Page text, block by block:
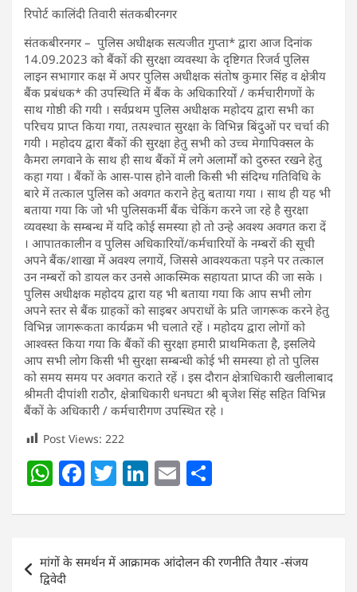
रिपोर्ट कालिंदी तिवारी संतकबीरनगर
संतकबीरनगर – पुलिस अधीक्षक सत्यजीत गुप्ता* द्वारा आज दिनांक
14.09.2023 को बैंकों की सुरक्षा व्यवस्था के दृष्टिगत रिजर्व पुलिस
लाइन सभागार कक्ष में अपर पुलिस अधीक्षक संतोष कुमार सिंह व क्षेत्रीय
बैंक प्रबंधक* की उपस्थिति में बैंक के अधिकारियों / कर्मचारीगणों के
साथ गोष्ठी की गयी । सर्वप्रथम पुलिस अधीक्षक महोदय द्वारा सभी का
परिचय प्राप्त किया गया, तत्पश्चात सुरक्षा के विभिन्न बिंदुओं पर चर्चा की
गयी । महोदय द्वारा बैंकों की सुरक्षा हेतु सभी को उच्च मेगापिक्सल के
कैमरा लगवाने के साथ ही साथ बैंकों में लगे अलार्मों को दुरुस्त रखने हेतु
कहा गया । बैंकों के आस-पास होने वाली किसी भी संदिग्ध गतिविधि के
बारे में तत्काल पुलिस को अवगत कराने हेतु बताया गया । साथ ही यह भी
बताया गया कि जो भी पुलिसकर्मी बैंक चेकिंग करने जा रहे है सुरक्षा
व्यवस्था के सम्बन्ध में यदि कोई समस्या हो तो उन्हे अवश्य अवगत करा दें
। आपातकालीन व पुलिस अधिकारियों/कर्मचारियों के नम्बरों की सूची
अपने बैंक/शाखा में अवश्य लगायें, जिससे आवश्यकता पड़ने पर तत्काल
उन नम्बरों को डायल कर उनसे आकस्मिक सहायता प्राप्त की जा सके ।
पुलिस अधीक्षक महोदय द्वारा यह भी बताया गया कि आप सभी लोग
अपने स्तर से बैंक ग्राहकों को साइबर अपराधों के प्रति जागरूक करने हेतु
विभिन्न जागरूकता कार्यक्रम भी चलाते रहें । महोदय द्वारा लोगों को
आश्वस्त किया गया कि बैंकों की सुरक्षा हमारी प्राथमिकता है, इसलिये
आप सभी लोग किसी भी सुरक्षा सम्बन्धी कोई भी समस्या हो तो पुलिस
को समय समय पर अवगत कराते रहें । इस दौरान क्षेत्राधिकारी खलीलाबाद
श्रीमती दीपांशी राठौर, क्षेत्राधिकारी धनघटा श्री बृजेश सिंह सहित विभिन्न
बैंकों के अधिकारी / कर्मचारीगण उपस्थित रहे ।
Post Views: 222
W
at
s
A
F
c
e
b
T
itt
er
Li
k
e
dI
E
ai
l
ar
e
Post
navigation
मांगों के समर्थन में आक्रामक आंदोलन की रणनीति तैयार -संजय
द्विवेदी